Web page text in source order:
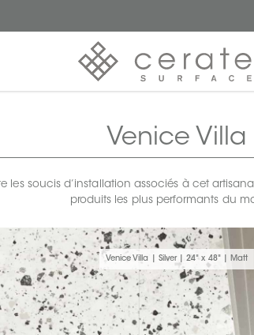
Venice Villa
les soucis d’installation associés à cet
produits les plus performants du
Venice Villa | Silver | 24" x 48" | Matt